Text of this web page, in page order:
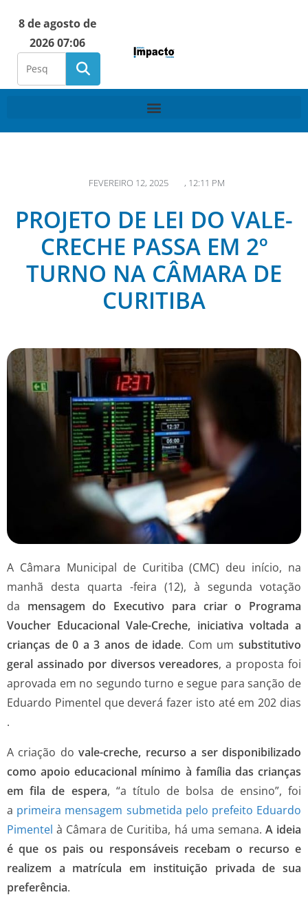
8 de agosto de
2026 07:06
FEVEREIRO 12, 2025 , 12:11 PM
PROJETO DE LEI DO VALE-
CRECHE PASSA EM 2º
TURNO NA CÂMARA DE
CURITIBA
A Câmara Municipal de Curitiba (CMC) deu início, na
manhã desta quarta -feira (12), à segunda votação
da mensagem do Executivo para criar o Programa
Voucher Educacional Vale-Creche, iniciativa voltada a
crianças de 0 a 3 anos de idade. Com umsubstitutivo
geral assinado por diversos vereadores, a proposta foi
aprovada em no segundo turno e segue para sanção de
Eduardo Pimentel que deverá fazer isto até em 202 dias
.
A criação dovale-creche, recurso a ser disponibilizado
como apoio educacional mínimo à família das crianças
em fila de espera, “a título de bolsa de ensino”, foi
a primeira mensagem submetida pelo prefeito Eduardo
Pimentel à Câmara de Curitiba, há uma semana. A ideia
é que os pais ou responsáveis recebam o recurso e
realizem a matrícula em instituição privada de sua
preferência.